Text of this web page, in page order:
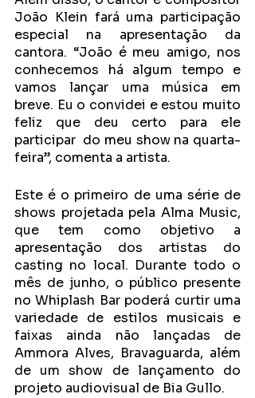
João Klein fará uma participação
especial na apresentação da
cantora. “João é meu amigo, nos
conhecemos há algum tempo e
vamos lançar uma música em
breve. Eu o convidei e estou muito
feliz que deu certo para ele
participar  do meu show na quarta-
feira”, comenta a artista.
Este é o primeiro de uma série de
shows projetada pela Alma Music,
que tem como objetivo a
apresentação dos artistas do
casting no local. Durante todo o
mês de junho, o público presente
no Whiplash Bar poderá curtir uma
variedade de estilos musicais e
faixas ainda não lançadas de
Ammora Alves, Bravaguarda, além
de um show de lançamento do
projeto audiovisual de Bia Gullo.